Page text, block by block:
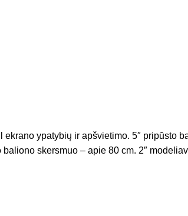
ypatybių ir apšvietimo. 5″ pripūsto
skersmuo – apie 80 cm. 2″